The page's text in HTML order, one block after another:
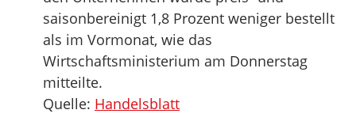
saisonbereinigt 1,8 Prozent weniger bestellt
als im Vormonat, wie das
Wirtschaftsministerium am Donnerstag
mitteilte.
Quelle: Handelsblatt